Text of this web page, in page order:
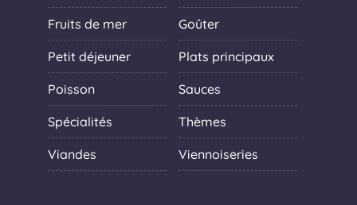
Fruits de mer Goûter
Petit déjeuner Plats principaux
Poisson Sauces
Spécialités Thèmes
Viandes Viennoiseries